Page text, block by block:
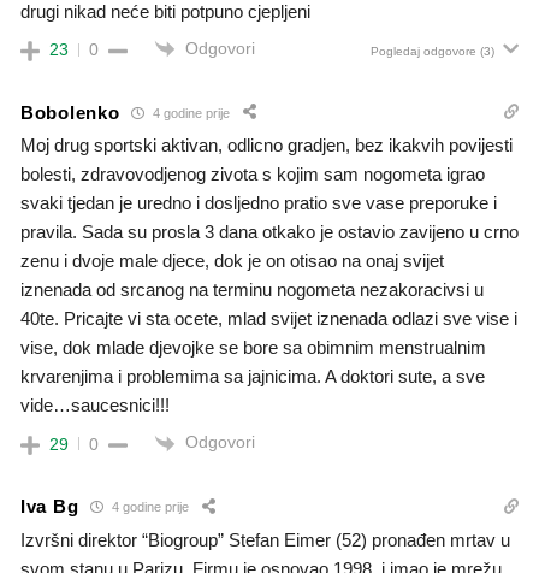
drugi nikad neće biti potpuno cjepljeni
23 0 Odgovori Pogledaj odgovore (3)
Bobolenko 4 godine prije
Moj drug sportski aktivan, odlicno gradjen, bez ikakvih povijesti
bolesti, zdravovodjenog zivota s kojim sam nogometa igrao
svaki tjedan je uredno i dosljedno pratio sve vase preporuke i
pravila. Sada su prosla 3 dana otkako je ostavio zavijeno u crno
zenu i dvoje male djece, dok je on otisao na onaj svijet
iznenada od srcanog na terminu nogometa nezakoracivsi u
40te. Pricajte vi sta ocete, mlad svijet iznenada odlazi sve vise i
vise, dok mlade djevojke se bore sa obimnim menstrualnim
krvarenjima i problemima sa jajnicima. A doktori sute, a sve
vide…saucesnici!!!
29 0 Odgovori
Iva Bg 4 godine prije
Izvršni direktor “Biogroup” Stefan Eimer (52) pronađen mrtav u
svom stanu u Parizu. Firmu je osnovao 1998. i imao je mrežu